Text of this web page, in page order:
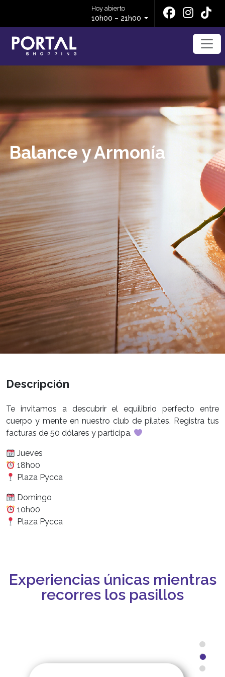
Hoy abierto
10h00 – 21h00
Balance y Armonía
Descripción
Te invitamos a descubrir el equilibrio perfecto entre
cuerpo y mente en nuestro club de pilates. Registra tus
facturas de 50 dólares y participa.
Jueves
18h00
Plaza Pycca
Domingo
10h00
Plaza Pycca
Experiencias únicas mientras
recorres los pasillos